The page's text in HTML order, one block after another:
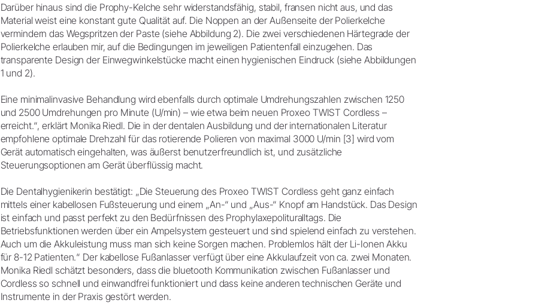
Darüber hinaus sind die Prophy-Kelche sehr widerstandsfähig, stabil, fransen nicht aus, und das
Material weist eine konstant gute Qualität auf. Die Noppen an der Außenseite der Polierkelche
vermindern das Wegspritzen der Paste (siehe Abbildung 2). Die zwei verschiedenen Härtegrade der
Polierkelche erlauben mir, auf die Bedingungen im jeweiligen Patientenfall einzugehen. Das
transparente Design der Einwegwinkelstücke macht einen hygienischen Eindruck (siehe Abbildungen
1 und 2).
Eine minimalinvasive Behandlung wird ebenfalls durch optimale Umdrehungszahlen zwischen 1250
und 2500 Umdrehungen pro Minute (U/min) – wie etwa beim neuen Proxeo TWIST Cordless –
erreicht.“, erklärt Monika Riedl. Die in der dentalen Ausbildung und der internationalen Literatur
empfohlene optimale Drehzahl für das rotierende Polieren von maximal 3000 U/min [3] wird vom
Gerät automatisch eingehalten, was äußerst benutzerfreundlich ist, und zusätzliche
Steuerungsoptionen am Gerät überflüssig macht.
Die Dentalhygienikerin bestätigt: „Die Steuerung des Proxeo TWIST Cordless geht ganz einfach
mittels einer kabellosen Fußsteuerung und einem „An-“ und „Aus-“ Knopf am Handstück. Das Design
ist einfach und passt perfekt zu den Bedürfnissen des Prophylaxepolituralltags. Die
Betriebsfunktionen werden über ein Ampelsystem gesteuert und sind spielend einfach zu verstehen.
Auch um die Akkuleistung muss man sich keine Sorgen machen. Problemlos hält der Li-Ionen Akku
für 8-12 Patienten.“ Der kabellose Fußanlasser verfügt über eine Akkulaufzeit von ca. zwei Monaten.
Monika Riedl schätzt besonders, dass die bluetooth Kommunikation zwischen Fußanlasser und
Cordless so schnell und einwandfrei funktioniert und dass keine anderen technischen Geräte und
Instrumente in der Praxis gestört werden.